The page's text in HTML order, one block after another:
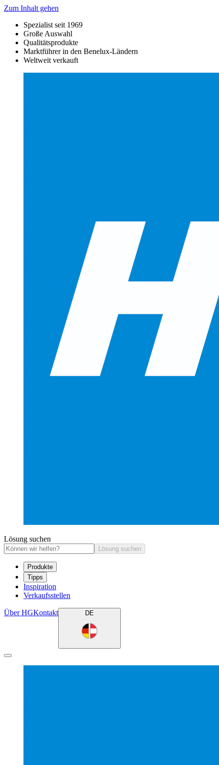
Zum Inhalt gehen
Spezialist seit 1969
Große Auswahl
Qualitätsprodukte
Marktführer in den Benelux-Ländern
Weltweit verkauft
Lösung suchen
Lösung suchen
Produkte
Tipps
Inspiration
Verkaufsstellen
Über HGKontakt DE